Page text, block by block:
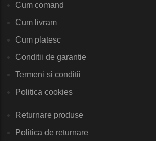
Cum comand
Cum livram
Cum platesc
Conditii de garantie
Termeni si conditii
Politica cookies
Returnare produse
Politica de returnare